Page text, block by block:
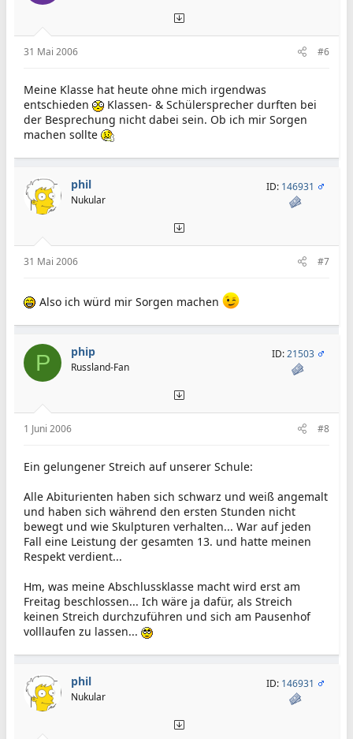
31 Mai 2006 #6
Meine Klasse hat heute ohne mich irgendwas
entschieden
Klassen- & Schülersprecher durften bei
der Besprechung nicht dabei sein. Ob ich mir Sorgen
machen sollte
phil
Nukular
ID: 146931
31 Mai 2006 #7
Also ich würd mir Sorgen machen
P phip
Russland-Fan
ID:21503
1 Juni 2006 #8
Ein gelungener Streich auf unserer Schule:
Alle Abiturienten haben sich schwarz und weiß angemalt
und haben sich während den ersten Stunden nicht
bewegt und wie Skulpturen verhalten... War auf jeden
Fall eine Leistung der gesamten 13. und hatte meinen
Respekt verdient...
Hm, was meine Abschlussklasse macht wird erst am
Freitag beschlossen... Ich wäre ja dafür, als Streich
keinen Streich durchzuführen und sich am Pausenhof
volllaufen zu lassen...
phil
Nukular
ID: 146931